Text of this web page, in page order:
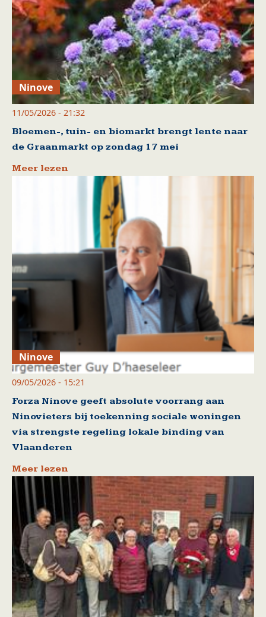
Ninove
11/05/2026 - 21:32
Bloemen-, tuin- en biomarkt brengt lente naar
de Graanmarkt op zondag 17 mei
Meer lezen
Ninove
09/05/2026 - 15:21
Forza Ninove geeft absolute voorrang aan
Ninovieters bij toekenning sociale woningen
via strengste regeling lokale binding van
Vlaanderen
Meer lezen